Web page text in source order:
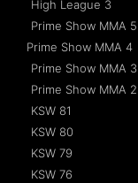
High League 3
Prime Show MMA 5
Prime Show MMA 4
Prime Show MMA 3
Prime Show MMA 2
KSW 81
KSW 80
KSW 79
KSW 76